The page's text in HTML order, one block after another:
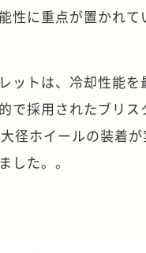
性に重点が置かれて
ットは、冷却性能を
で採用されたブリス
径ホイールの装着
た。。